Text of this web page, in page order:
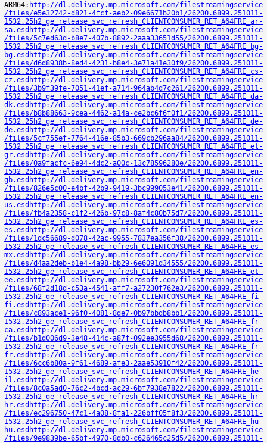
ARM64: http://dl.delivery.mp.microsoft.com/filestreamingservice
/files/e5e32742-d821-4fcf-aeb2-09e6671b20b1/26200.6899.251011-
1532.25h2_ge_release_svc_refresh_CLIENTCONSUMER_RET_A64FRE_ar-
sa.esd http://dl.delivery.mp.microsoft.com/filestreamingservice
/files/5c7ed63d-b8e7-407b-8892-2aaa33651d55/26200.6899.251011-
1532.25h2_ge_release_svc_refresh_CLIENTCONSUMER_RET_A64FRE_bg-
bg.esd http://dl.delivery.mp.microsoft.com/filestreamingservice
/files/d6d8938b-8ed4-4231-b8e4-3e71a41e30f9/26200.6899.251011-
1532.25h2_ge_release_svc_refresh_CLIENTCONSUMER_RET_A64FRE_cs-
cz.esd http://dl.delivery.mp.microsoft.com/filestreamingservice
/files/3b9f39fe-7051-41ef-a714-964ab4d7c261/26200.6899.251011-
1532.25h2_ge_release_svc_refresh_CLIENTCONSUMER_RET_A64FRE_da-
dk.esd http://dl.delivery.mp.microsoft.com/filestreamingservice
/files/b8b88663-9cea-4462-a14a-ce2bc6f6f0f1/26200.6899.251011-
1532.25h2_ge_release_svc_refresh_CLIENTCONSUMER_RET_A64FRE_de-
de.esd http://dl.delivery.mp.microsoft.com/filestreamingservice
/files/5cf755ef-7764-416e-85b3-669cb296aa84/26200.6899.251011-
1532.25h2_ge_release_svc_refresh_CLIENTCONSUMER_RET_A64FRE_el-
gr.esd http://dl.delivery.mp.microsoft.com/filestreamingservice
/files/0a9facfc-6e94-4dc2-a00c-13c78596280e/26200.6899.251011-
1532.25h2_ge_release_svc_refresh_CLIENTCONSUMER_RET_A64FRE_en-
gb.esd http://dl.delivery.mp.microsoft.com/filestreamingservice
/files/826e5c00-e4bf-42b9-9419-3bc999053e41/26200.6899.251011-
1532.25h2_ge_release_svc_refresh_CLIENTCONSUMER_RET_A64FRE_en-
us.esd http://dl.delivery.mp.microsoft.com/filestreamingservice
/files/fb4a2358-c1f2-426b-97c8-8af4c80b75d7/26200.6899.251011-
1532.25h2_ge_release_svc_refresh_CLIENTCONSUMER_RET_A64FRE_es-
es.esd http://dl.delivery.mp.microsoft.com/filestreamingservice
/files/1dc56689-d078-42ac-9955-7837ea356f38/26200.6899.251011-
1532.25h2_ge_release_svc_refresh_CLIENTCONSUMER_RET_A64FRE_es-
mx.esd http://dl.delivery.mp.microsoft.com/filestreamingservice
/files/d4aa2deb-b1e4-4a98-bb29-6e6091d34555/26200.6899.251011-
1532.25h2_ge_release_svc_refresh_CLIENTCONSUMER_RET_A64FRE_et-
ee.esd http://dl.delivery.mp.microsoft.com/filestreamingservice
/files/68f2d18d-c53a-4541-aff7-a27230f762e3/26200.6899.251011-
1532.25h2_ge_release_svc_refresh_CLIENTCONSUMER_RET_A64FRE_fi-
fi.esd http://dl.delivery.mp.microsoft.com/filestreamingservice
/files/c893ace1-96f0-4081-8de7-0b97bbdb8bb1/26200.6899.251011-
1532.25h2_ge_release_svc_refresh_CLIENTCONSUMER_RET_A64FRE_fr-
ca.esd http://dl.delivery.mp.microsoft.com/filestreamingservice
/files/b1d006d9-3e48-414c-a87f-092ee3955d68/26200.6899.251011-
1532.25h2_ge_release_svc_refresh_CLIENTCONSUMER_RET_A64FRE_fr-
fr.esd http://dl.delivery.mp.microsoft.com/filestreamingservice
/files/6cc6b80a-9f61-4689-afe3-2aae53910f42/26200.6899.251011-
1532.25h2_ge_release_svc_refresh_CLIENTCONSUMER_RET_A64FRE_he-
il.esd http://dl.delivery.mp.microsoft.com/filestreamingservice
/files/8c0a5ad0-76c2-4bcd-ac29-6bf7938e7822/26200.6899.251011-
1532.25h2_ge_release_svc_refresh_CLIENTCONSUMER_RET_A64FRE_hr-
hr.esd http://dl.delivery.mp.microsoft.com/filestreamingservice
/files/ec296750-47c1-4a08-8fa1-226bff05f8f3/26200.6899.251011-
1532.25h2_ge_release_svc_refresh_CLIENTCONSUMER_RET_A64FRE_hu-
hu.esd http://dl.delivery.mp.microsoft.com/filestreamingservice
/files/9e9839be-65bf-4970-8db0-c626465c25d5/26200.6899.251011-